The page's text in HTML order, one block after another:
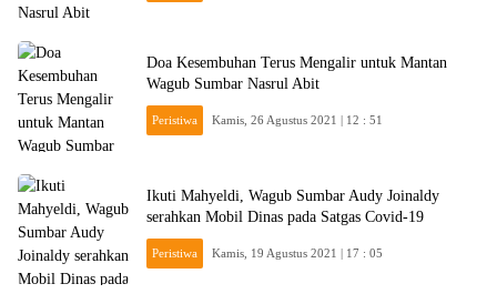
Doa Kesembuhan Terus Mengalir untuk Mantan
Wagub Sumbar Nasrul Abit
Peristiwa Kamis, 26 Agustus 2021 | 12 : 51
Ikuti Mahyeldi, Wagub Sumbar Audy Joinaldy
serahkan Mobil Dinas pada Satgas Covid-19
Peristiwa Kamis, 19 Agustus 2021 | 17 : 05